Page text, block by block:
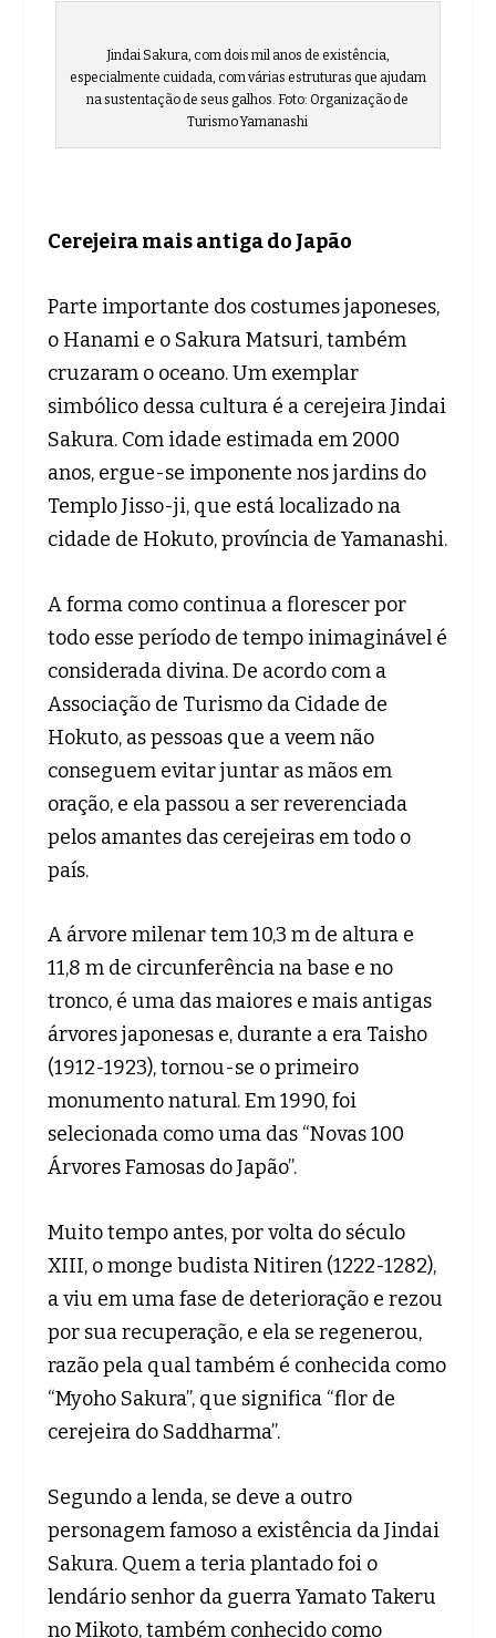
Jindai Sakura, com dois mil anos de existência,
especialmente cuidada, com várias estruturas que ajudam
na sustentação de seus galhos. Foto: Organização de
Turismo Yamanashi
Cerejeira mais antiga do Japão
Parte importante dos costumes japoneses,
o Hanami e o Sakura Matsuri, também
cruzaram o oceano. Um exemplar
simbólico dessa cultura é a cerejeira Jindai
Sakura. Com idade estimada em 2000
anos, ergue-se imponente nos jardins do
Templo Jisso-ji, que está localizado na
cidade de Hokuto, província de Yamanashi.
A forma como continua a florescer por
todo esse período de tempo inimaginável é
considerada divina. De acordo com a
Associação de Turismo da Cidade de
Hokuto, as pessoas que a veem não
conseguem evitar juntar as mãos em
oração, e ela passou a ser reverenciada
pelos amantes das cerejeiras em todo o
país.
A árvore milenar tem 10,3 m de altura e
11,8 m de circunferência na base e no
tronco, é uma das maiores e mais antigas
árvores japonesas e, durante a era Taisho
(1912-1923), tornou-se o primeiro
monumento natural. Em 1990, foi
selecionada como uma das “Novas 100
Árvores Famosas do Japão”.
Muito tempo antes, por volta do século
XIII, o monge budista Nitiren (1222-1282),
a viu em uma fase de deterioração e rezou
por sua recuperação, e ela se regenerou,
razão pela qual também é conhecida como
“Myoho Sakura”, que significa “flor de
cerejeira do Saddharma”.
Segundo a lenda, se deve a outro
personagem famoso a existência da Jindai
Sakura. Quem a teria plantado foi o
lendário senhor da guerra Yamato Takeru
no Mikoto, também conhecido como